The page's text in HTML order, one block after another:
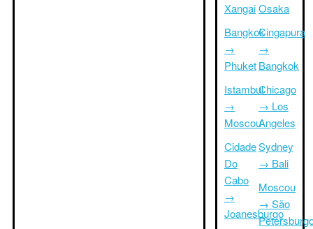
Xangai
Bangkok
→
Phuket
Istambul
→
Moscou
Cidade
Do
Cabo
→
Joanesburgo
Osaka
Cingapura
→
Bangkok
Chicago
→ Los
Angeles
Sydney
→ Bali
Moscou
→ São